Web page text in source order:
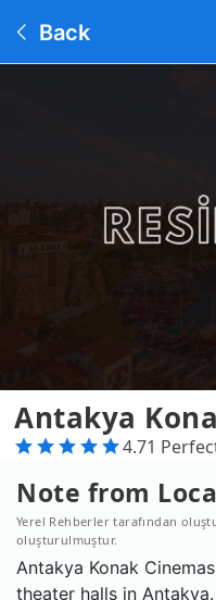
Back
Antakya
4.71
Note from
Yerel Rehberler tarafından
oluşturulmuştur.
Antakya Konak
theater halls in